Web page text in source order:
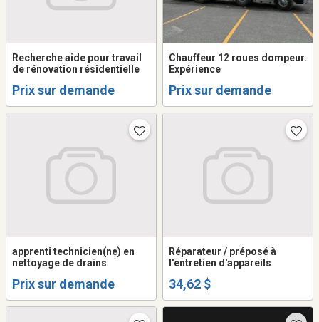
Recherche aide pour travail
de rénovation résidentielle
Prix sur demande
Chauffeur 12 roues dompeur.
Expérience
Prix sur demande
apprenti technicien(ne) en
nettoyage de drains
Prix sur demande
Réparateur / préposé à
l'entretien d'appareils
34,62 $